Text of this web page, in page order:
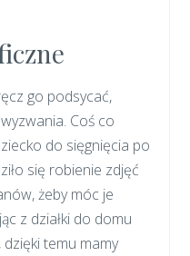
go podsycać,
Coś co
do sięgnięcia po
się robienie zdjęć
żeby móc je
z działki do domu
temu mamy